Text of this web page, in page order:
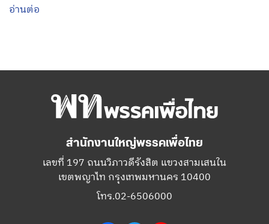
อ่านต่อ
สำนักงานใหญ่พรรคเพื่อไทย
เลขที่ 197 ถนนวิภาวดีรังสิต แขวงสามเสนใน
เขตพญาไท กรุงเทพมหานคร 10400
โทร.02-6506000